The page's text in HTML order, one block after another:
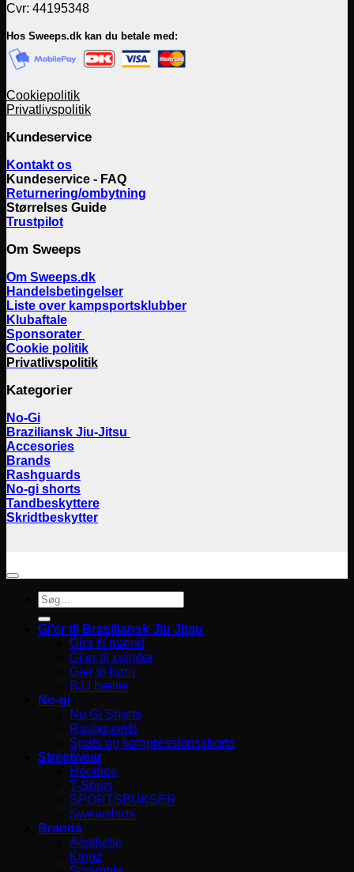
Cvr: 44195348
Hos Sweeps.dk kan du betale med:
Cookiepolitik
Privatlivspolitik
Kundeservice
Kontakt os
Kundeservice - FAQ
Returnering/ombytning
Størrelses Guide
Trustpilot
Om Sweeps
Om Sweeps.dk
Handelsbetingelser
Liste over kampsportsklubber
Klubaftale
Sponsorater
Cookie politik
Privatlivspolitik
Kategorier
No-Gi
Braziliansk Jiu-Jitsu
Accesories
Brands
Rashguards
No-gi shorts
Tandbeskyttere
Skridtbeskytter
Søg
efter:
Gi’er til Brasiliansk Jiu Jitsu
Gier til mænd
Gi’er til kvinder
Gier til børn
BJJ bælter
No-gi
No Gi Shorts
Rashguards
Spats og kompressionsshorts
Streetwear
Hoodies
T-Shirts
SPORTSBUKSER
Sweatshirts
Brands
Aesthetic
Kingz